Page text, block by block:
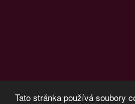
Tato stránka používá soubory